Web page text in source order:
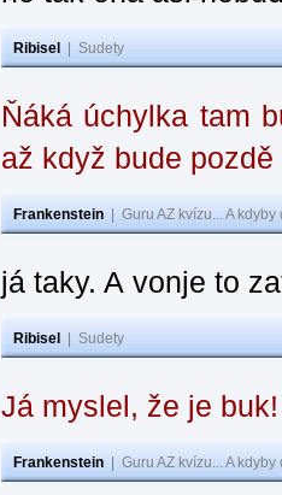
Ribisel Sudety
Ňáká úchylka tam
až když bude pozdě
Frankenstein Guru AZ kvízu... A
já taky. A vonje to
Ribisel Sudety
Já myslel, že je
Frankenstein Guru AZ kvízu... A